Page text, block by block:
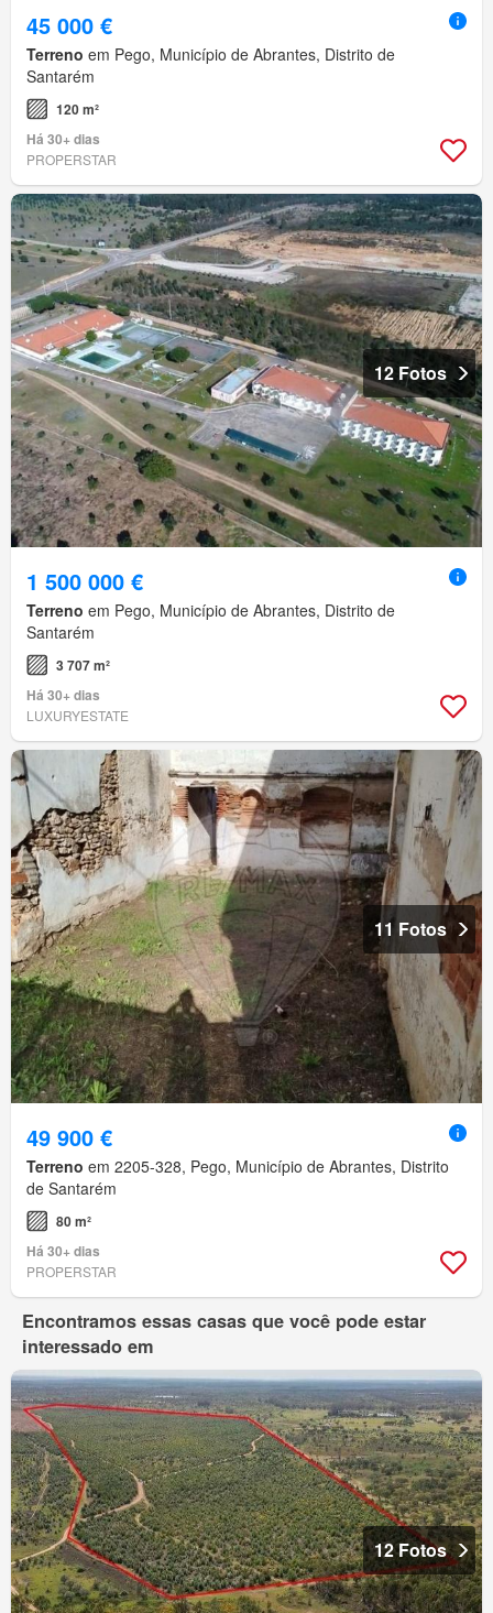
45 000 €
Terreno em Pego, Município de Abrantes, Distrito de
Santarém
120 m²
Há 30+ dias
PROPERSTAR
12 Fotos
1 500 000 €
Terreno em Pego, Município de Abrantes, Distrito de
Santarém
3 707 m²
Há 30+ dias
LUXURYESTATE
11 Fotos
49 900 €
Terreno em 2205-328, Pego, Município de Abrantes, Distrito
de Santarém
80 m²
Há 30+ dias
PROPERSTAR
Encontramos essas casas que você pode estar
interessado em
12 Fotos